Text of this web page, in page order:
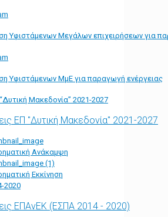
Υφιστάμενων Μεγάλων επιχειρήσεων για
Υφιστάμενων ΜμΕ για παραγωγή ενέργειας
Μακεδονία” 2021-2027
ΕΠ "Δυτική Μακεδονία" 2021-2027
Ανάκαμψη
Εκκίνηση
2020
ΕΠΑνΕΚ (ΕΣΠΑ 2014 - 2020)